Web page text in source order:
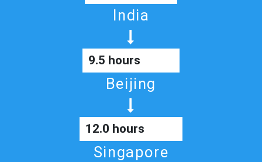
India
9.5 hours
Beijing
12.0 hours
Singapore